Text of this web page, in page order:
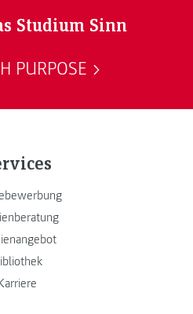
Studium Sinn
PURPOSE